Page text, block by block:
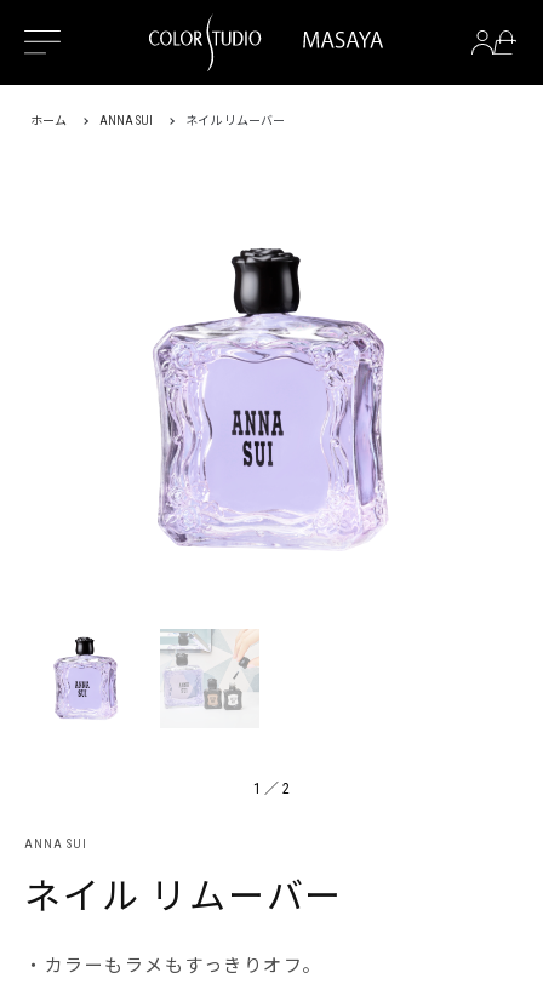
ホーム ANNA SUI ネイル リムーバー
1 ／ 2
ANNA SUI
ネイル リムーバー
・カラーもラメもすっきりオフ。